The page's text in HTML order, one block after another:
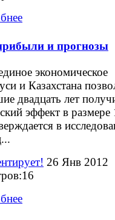
и прогнозы
экономическое
и Казахстана
двадцать лет
эффект в размере
в
26 Янв 2012